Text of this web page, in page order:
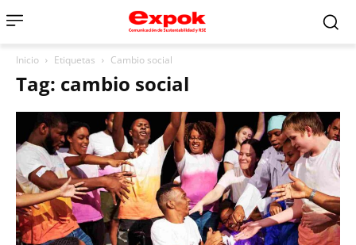
Inicio Etiquetas Cambio social
Tag: cambio social